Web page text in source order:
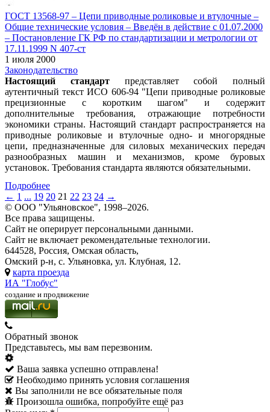
ГОСТ 13568-97 – Цепи приводные роликовые и втулочные –
Общие технические условия – Введён в действие c 01.07.2000
– Постановление ГК РФ по стандартизации и метрологии от
17.11.1999 N 407-ст
1 июля 2000
Законодательство
Настоящий стандартпредставляет собой полный
аутентичный текст ИСО 606-94 "Цепи приводные роликовые
прецизионные с коротким шагом" и содержит
дополнительные требования, отражающие потребности
экономики страны. Настоящий стандарт распространяется на
приводные роликовые и втулочные одно- и многорядные
цепи, предназначенные для силовых механических передач
разнообразных машин и механизмов, кроме буровых
установок. Требования стандарта являются обязательными.
Подробнее
← 1 ... 19 20 21 22 23 24 →
© ООО "Ульяновское", 1998–2026.
Все права защищены.
Сайт не оперирует персональными данными.
Сайт не включает рекомендательные технологии.
644528, Россия, Омская область,
Омский р-н, с. Ульяновка, ул. Клубная, 12.
карта проезда
ИА "Глобус"
создание и продвижение
Обратный звонок
Представьтесь, мы вам перезвоним.
Ваша заявка успешно отправлена!
Необходимо принять условия соглашения
Вы заполнили не все обязательные поля
Произошла ошибка, попробуйте ещё раз